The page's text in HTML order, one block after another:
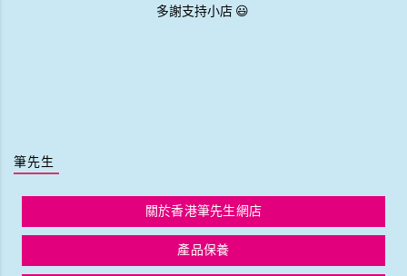
多謝支持小店 😃
筆先生
關於香港筆先生網店
產品保養